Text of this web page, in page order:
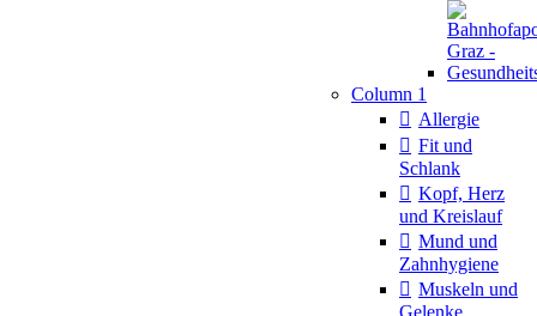
Column 1
Allergie
Fit und
Schlank
Kopf, Herz
und Kreislauf
Mund und
Zahnhygiene
Muskeln und
Gelenke